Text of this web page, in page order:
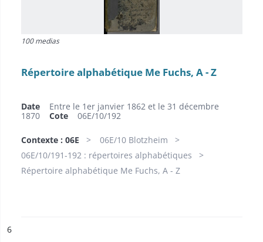
100 medias
Répertoire alphabétique Me Fuchs, A - Z
Date
Entre le 1er janvier 1862 et le 31 décembre
1870
Cote 06E/10/192
Contexte : 06E
06E/10 Blotzheim
06E/10/191-192 : répertoires alphabétiques
Répertoire alphabétique Me Fuchs, A - Z
n°
6